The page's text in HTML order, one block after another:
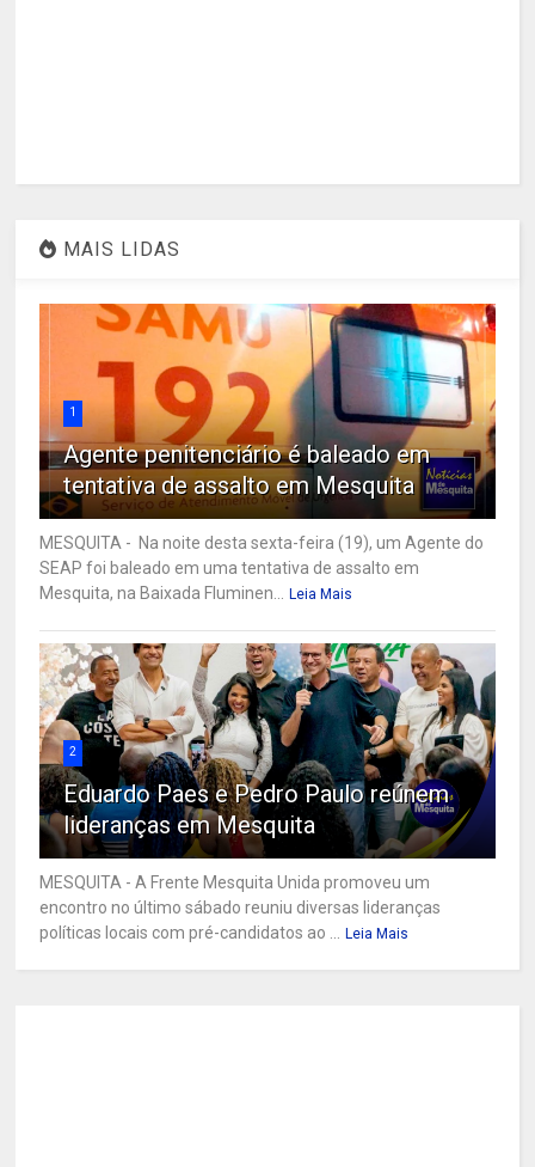
MAIS LIDAS
1
Agente penitenciário é baleado em
tentativa de assalto em Mesquita
MESQUITA - Na noite desta sexta-feira (19), um Agente do
SEAP foi baleado em uma tentativa de assalto em
Mesquita, na Baixada Fluminen...
Leia Mais
2
Eduardo Paes e Pedro Paulo reúnem
lideranças em Mesquita
MESQUITA - A Frente Mesquita Unida promoveu um
encontro no último sábado reuniu diversas lideranças
políticas locais com pré-candidatos ao ...
Leia Mais